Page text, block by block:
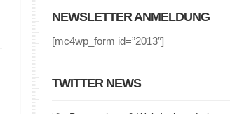
NEWSLETTER ANMELDUNG
[mc4wp_form id=”2013″]
TWITTER NEWS